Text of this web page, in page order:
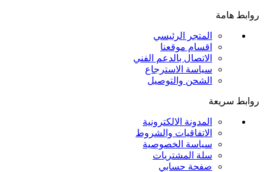
روابط هامة
المتجر الرئيسي
اقسام موقعنا
الاتصال بالدعم الفني
سياسة الاسترجاع
الشحن والتوصيل
روابط سريعة
المدونة الالكترونية
الاتفاقيات والشروط
سياسة الخصوصية
سلة المشتريات
صفحة حسابي